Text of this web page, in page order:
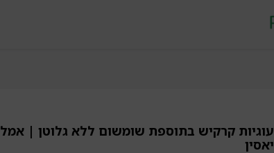
עוגיות קרקיש בתוספת שומשום ללא גלוטן | אמל
יאסין